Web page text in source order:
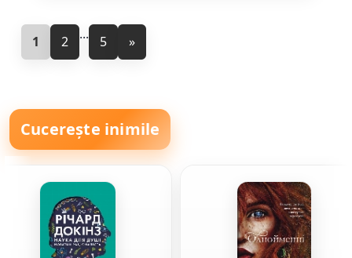
1 2 ... 5 »
Cucerește inimile